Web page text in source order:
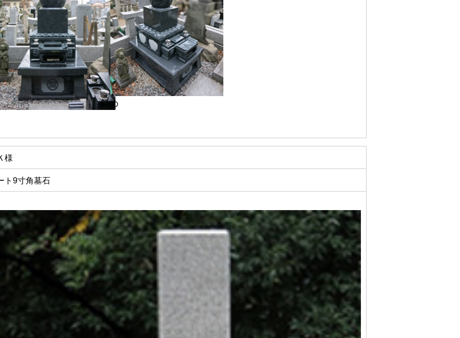
斜め
様
ト9寸角墓石